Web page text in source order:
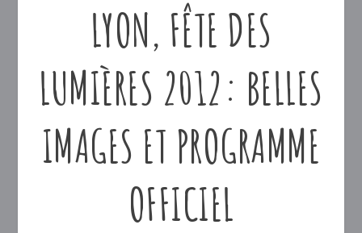
LYON, FÊTE DES
LUMIÈRES 2012: BELLES
IMAGES ET PROGRAMME
OFFICIEL